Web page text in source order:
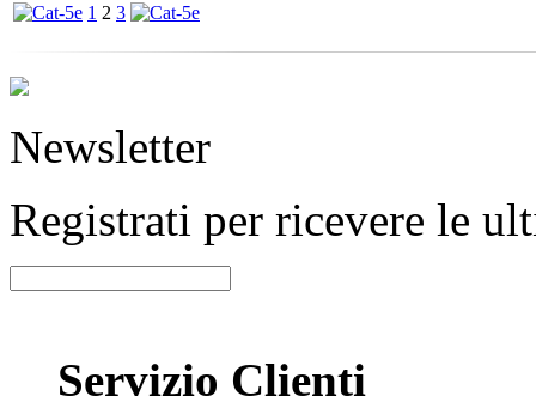
1 2 3
Newsletter
Registrati per ricevere le
Servizio Clienti